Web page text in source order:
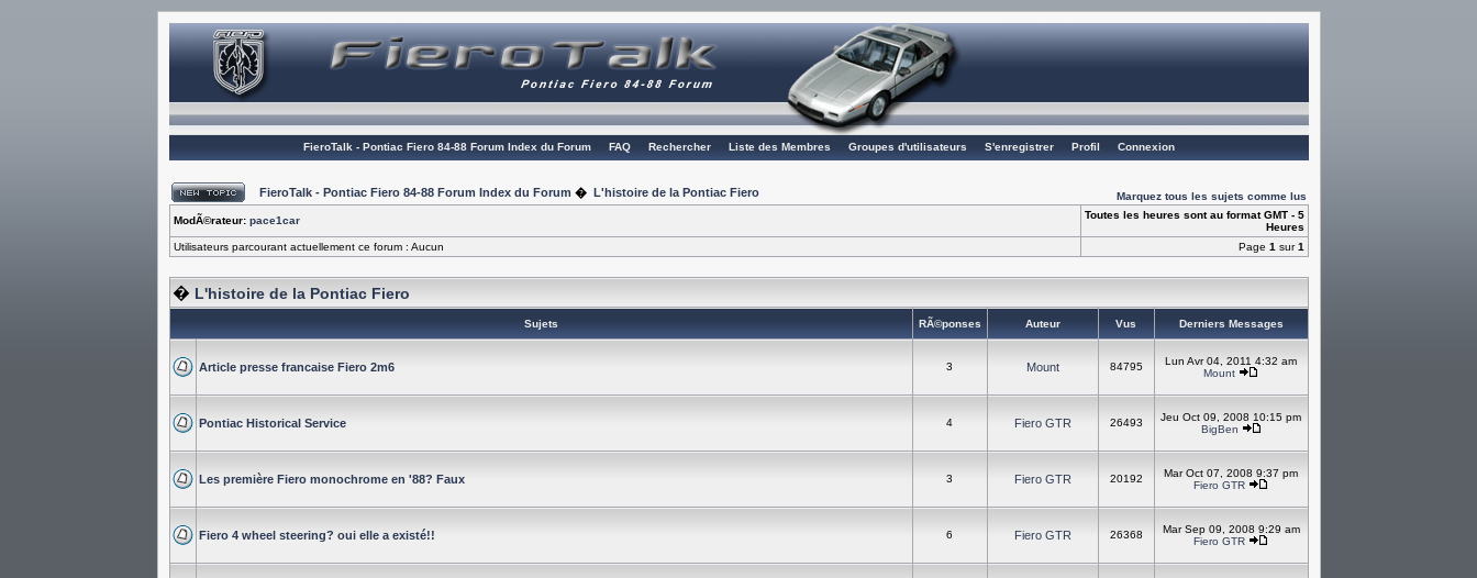
FieroTalk - Pontiac Fiero 84-88 Forum Index du Forum FAQ Rechercher Liste des Membres Groupes d'utilisateurs S'enregistrer Profil Connexion
FieroTalk - Pontiac Fiero 84-88 Forum Index du Forum � L'histoire de la Pontiac Fiero
Marquez tous les sujets comme lus
ModÃ©rateur: pace1car
Toutes les heures sont au format GMT - 5
Heures
Utilisateurs parcourant actuellement ce forum : Aucun
Page 1 sur1
� L'histoire de la Pontiac Fiero
Sujets RÃ©ponses Auteur Vus Derniers Messages
Article presse francaise Fiero 2m6 3 Mount 84795
Lun Avr 04, 2011 4:32 am
Mount
Pontiac Historical Service 4 Fiero GTR 26493
Jeu Oct 09, 2008 10:15 pm
BigBen
Les première Fiero monochrome en '88? Faux 3 Fiero GTR 20192
Mar Oct 07, 2008 9:37 pm
Fiero GTR
Fiero 4 wheel steering? oui elle a existé!! 6 Fiero GTR 26368
Mar Sep 09, 2008 9:29 am
Fiero GTR